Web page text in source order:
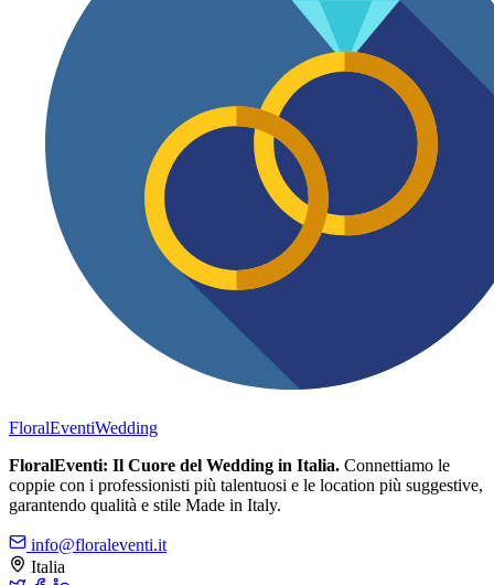
FloralEventiWedding
FloralEventi: Il Cuore del Wedding in Italia. Connettiamo le
coppie con i professionisti più talentuosi e le location più suggestive,
garantendo qualità e stile Made in Italy.
info@floraleventi.it
Italia